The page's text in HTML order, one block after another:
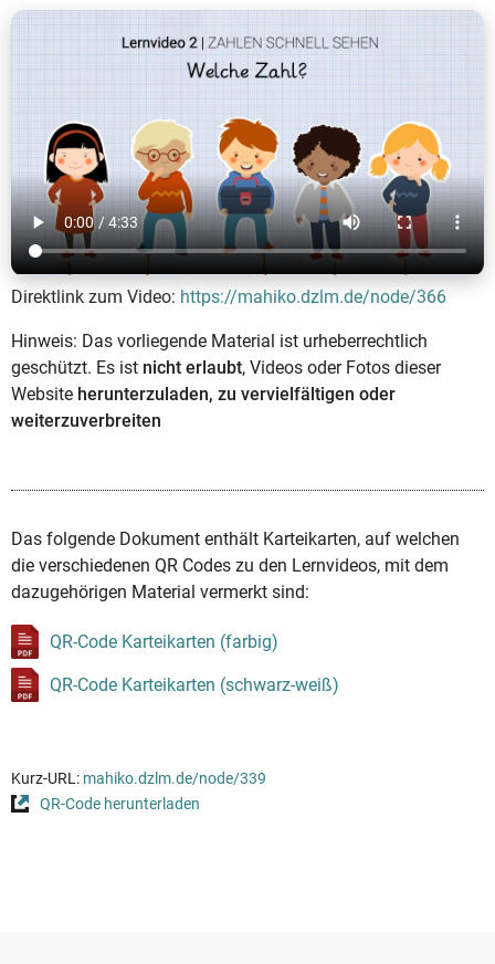
Direktlink zum Video: https://mahiko.dzlm.de/node/366
Hinweis: Das vorliegende Material ist urheberrechtlich
geschützt. Es ist nicht erlaubt, Videos oder Fotos dieser
Website herunterzuladen, zu vervielfältigen oder
weiterzuverbreiten
Das folgende Dokument enthält Karteikarten, auf welchen
die verschiedenen QR Codes zu den Lernvideos, mit dem
dazugehörigen Material vermerkt sind:
QR-Code Karteikarten (farbig)
QR-Code Karteikarten (schwarz-weiß)
Kurz-URL: mahiko.dzlm.de/node/339
QR-Code herunterladen